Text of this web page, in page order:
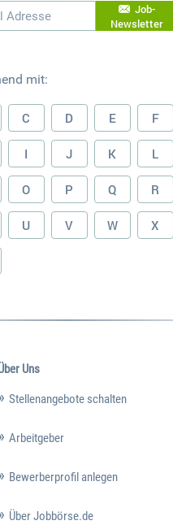
Job-
Newsletter
mit:
C D E F
I J K L
O P Q R
U V W X
Uns
Stellenangebote schalten
Arbeitgeber
Bewerberprofil anlegen
Über Jobbörse.de